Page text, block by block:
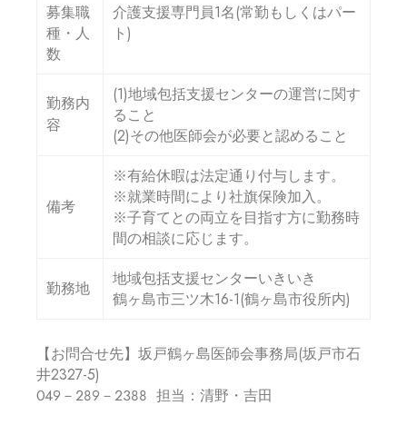
募集職
種・人
数
介護支援専門員1名(常勤もしくはパー
ト)
勤務内
容
(1)地域包括支援センターの運営に関す
ること
(2)その他医師会が必要と認めること
備考
※有給休暇は法定通り付与します。
※就業時間により社旗保険加入。
※子育てとの両立を目指す方に勤務時
間の相談に応じます。
勤務地
地域包括支援センターいきいき
鶴ヶ島市三ツ木16-1(鶴ヶ島市役所内)
【お問合せ先】坂戸鶴ヶ島医師会事務局(坂戸市石
井2327-5)
０４９－２８９－２３８８ 担当：清野・吉田